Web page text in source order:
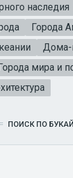
наследия
Города
Дома-
мира и
ПОИСК ПО